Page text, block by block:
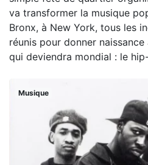
va transformer la musique
Bronx, à New York, tous les
réunis pour donner
qui deviendra mondial : le
Musique